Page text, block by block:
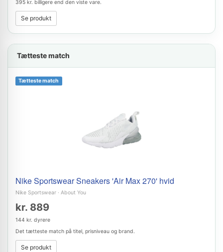
395 kr. billigere end den viste vare.
Se produkt
Tætteste match
Tætteste match
Nike Sportswear Sneakers 'Air Max 270' hvid
Nike Sportswear · About You
kr. 889
144 kr. dyrere
Det tætteste match på titel, prisniveau og brand.
Se produkt